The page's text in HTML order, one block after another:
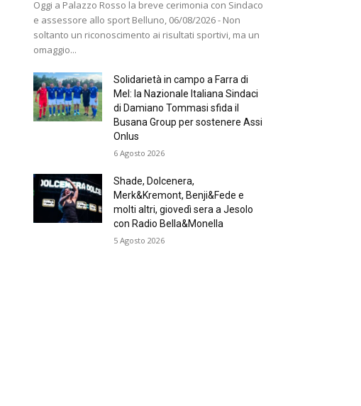
Oggi a Palazzo Rosso la breve cerimonia con Sindaco
e assessore allo sport Belluno, 06/08/2026 - Non
soltanto un riconoscimento ai risultati sportivi, ma un
omaggio...
Solidarietà in campo a Farra di
Mel: la Nazionale Italiana Sindaci
di Damiano Tommasi sfida il
Busana Group per sostenere Assi
Onlus
6 Agosto 2026
Shade, Dolcenera,
Merk&Kremont, Benji&Fede e
molti altri, giovedì sera a Jesolo
con Radio Bella&Monella
5 Agosto 2026